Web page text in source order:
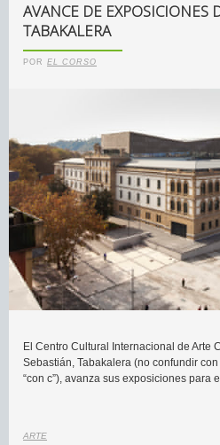
AVANCE DE EXPOSICIONES
TABAKALERA
POR EL CORSO
El Centro Cultural Internacional de Arte
Sebastián, Tabakalera (no confundir
“con c”), avanza sus exposiciones para
ARTE